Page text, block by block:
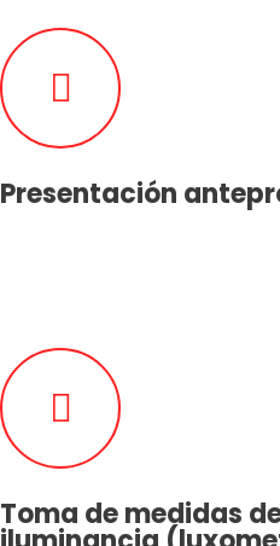
Presentación
Toma de medidas